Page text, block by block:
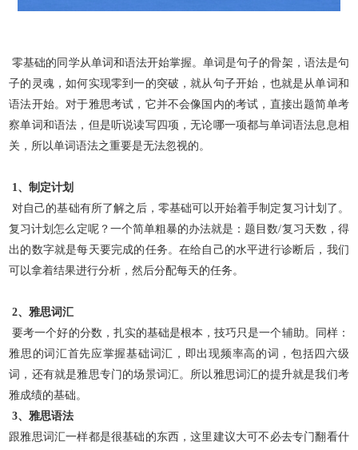
零基础的同学从单词和语法开始掌握。单词是句子的骨架，语法是句
子的灵魂，如何实现零到一的突破，就从句子开始，也就是从单词和
语法开始。对于雅思考试，它并不会像国内的考试，直接出题简单考
察单词和语法，但是听说读写四项，无论哪一项都与单词语法息息相
关，所以单词语法之重要是无法忽视的。
1、制定计划
对自己的基础有所了解之后，零基础可以开始着手制定复习计划了。
复习计划怎么定呢？一个简单粗暴的办法就是：题目数/复习天数，得
出的数字就是每天要完成的任务。在给自己的水平进行诊断后，我们
可以拿着结果进行分析，然后分配每天的任务。
2、雅思词汇
要考一个好的分数，扎实的基础是根本，技巧只是一个辅助。同样：
雅思的词汇首先应掌握基础词汇，即出现频率高的词，包括四六级
词，还有就是雅思专门的场景词汇。所以雅思词汇的提升就是我们考
雅成绩的基础 。
3、雅思语法
跟雅思词汇一样都是很基础的东西，这里建议大可不必去专门翻看什